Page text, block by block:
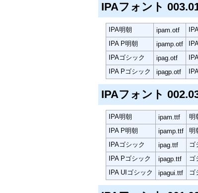
IPAフォント
IPA明朝 ipam.otf
IPA P明朝
ipamp.otf
IPAゴシック
ipag.otf
IPA Pゴシック
ipagp.otf
IPAフォント
IPA明朝 ipam.ttf
明
IPA P明朝
ipamp.ttf
明
IPAゴシック
ipag.ttf
ゴ
IPA Pゴシック
ipagp.ttf
ゴ
IPA UIゴシック
ipagui.ttf ゴ